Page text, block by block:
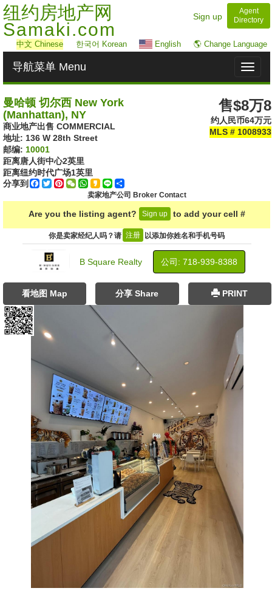
纽约房地产网
Samaki.com
Sign up
Agent
Directory
中文 Chinese 한국어 Korean English 🌎 Change Language
Toggle
导航菜单 Menu
曼哈顿 切尔西 New York
(Manhattan), NY
商业地产出售 COMMERCIAL
地址: ‎136 W 28th Street
邮编: 10001
距离唐人街中心2英里
距离纽约时代广场1英里
分享到
Facebook
TwitterPinterest
WeChat
WhatsApp
Kakao
Line
售$8万8
约人民币64万元
MLS # 1008933
卖家地产公司 Broker Contact
Are you the listing agent? Sign up to add your cell #
你是卖家经纪人吗？请 注册 以添加你姓名和手机号码
B Square Realty 公司: ‍718-939-8388
看地图 Map 分享 Share PRINT